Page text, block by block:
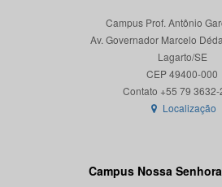
Campus Prof. Antônio
Av. Governador Marcelo
Lagarto/SE
CEP 49400-000
Localização
Campus Nossa